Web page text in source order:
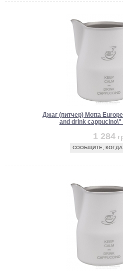
Джаг (питчер) Motta
and drink cappucino\"
1 284
СООБЩИТЕ,